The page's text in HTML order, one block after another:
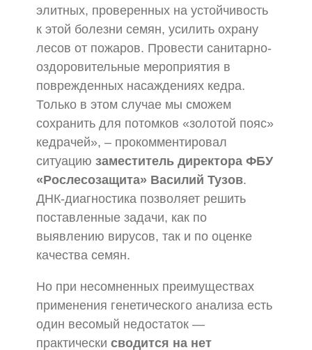
элитных, проверенных на устойчивость
к этой болезни семян, усилить охрану
лесов от пожаров. Провести санитарно-
оздоровительные мероприятия в
поврежденных насаждениях кедра.
Только в этом случае мы сможем
сохранить для потомков «золотой пояс»
кедрачей», – прокомментировал
ситуацию заместитель директора ФБУ
«Рослесозащита» Василий Тузов.
ДНК-диагностика позволяет решить
поставленные задачи, как по
выявлению вирусов, так и по оценке
качества семян.
Но при несомненных преимуществах
применения генетического анализа есть
один весомый недостаток —
практически сводится на нет